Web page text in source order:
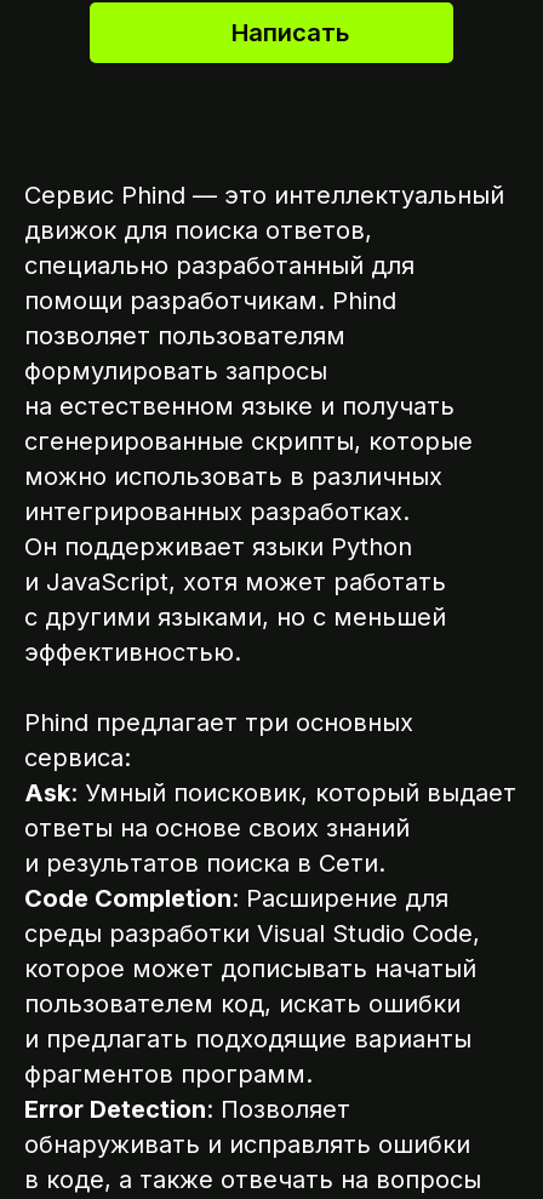
Написать
Сервис Phind — это интеллектуальный
движок для поиска ответов,
специально разработанный для
помощи разработчикам. Phind
позволяет пользователям
формулировать запросы
на естественном языке и получать
сгенерированные скрипты, которые
можно использовать в различных
интегрированных разработках.
Он поддерживает языки Python
и JavaScript, хотя может работать
с другими языками, но с меньшей
эффективностью.
Phind предлагает три основных
сервиса:
Ask: Умный поисковик, который выдает
ответы на основе своих знаний
и результатов поиска в Сети.
Code Completion: Расширение для
среды разработки Visual Studio Code,
которое может дописывать начатый
пользователем код, искать ошибки
и предлагать подходящие варианты
фрагментов программ.
Error Detection: Позволяет
обнаруживать и исправлять ошибки
в коде, а также отвечать на вопросы